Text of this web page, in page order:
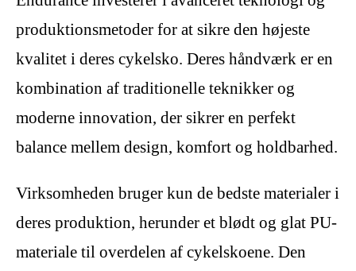
produktionsmetoder for at sikre den højeste
kvalitet i deres cykelsko. Deres håndværk er en
kombination af traditionelle teknikker og
moderne innovation, der sikrer en perfekt
balance mellem design, komfort og holdbarhed.
Virksomheden bruger kun de bedste materialer i
deres produktion, herunder et blødt og glat PU-
materiale til overdelen af cykelskoene. Den